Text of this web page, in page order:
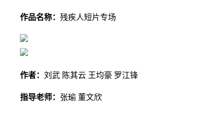
作品名称： 残疾人短片专场
作者： 刘武 陈其云 王均豪 罗江锋
指导老师： 张瑜 董文欣